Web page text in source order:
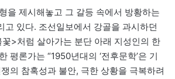
을 제시해놓고 그 갈등 속에서 방황하는
고 있다. 조선일보에서 강골을 과시하던
>처럼 살아가는 분단 아래 지성인의 한
평론가는 “1950년대의 ‘전후문학’은 기
의 참혹성과 불안, 극한 상황을 극복하려